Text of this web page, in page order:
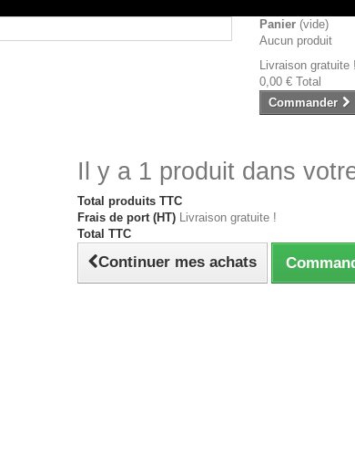
Panier (vide)
Aucun produit
Livraison gratuite !
0,00 € Total
Commander
Il y a 1 produit dans
Total produits TTC
Frais de port (HT) Livraison gratuite !
Total TTC
Continuer mes achats